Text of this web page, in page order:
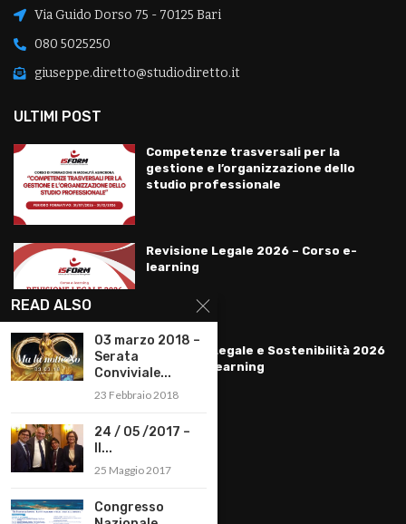
Via Guido Dorso 75 - 70125 Bari
080 5025250
giuseppe.diretto@studiodiretto.it
ULTIMI POST
Competenze trasversali per la
gestione e l’organizzazione dello
studio professionale
Revisione Legale 2026 – Corso e-
learning
Revisione Legale e Sostenibilità 2026
– Corso e-learning
LINKS
READ ALSO
03 marzo 2018 –
Serata
Conviviale...
23 Febbraio 2018
24 / 05 /2017 –
Il...
25 Maggio 2017
Congresso